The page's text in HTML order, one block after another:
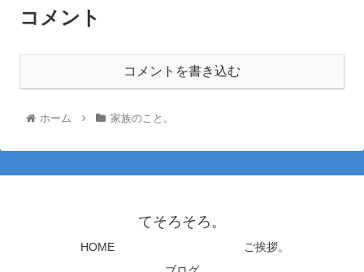
コメント
コメントを書き込む
ホーム 家族のこと。
てそろそろ。
HOME
ご挨拶。